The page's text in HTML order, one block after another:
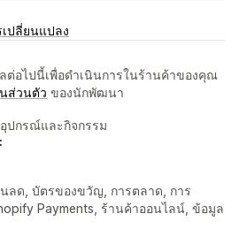
ปลี่ยนแปลง
ต่อไปนี้เพื่อดำเนินการในร้านค้าของคุณ
ส่วนตัว ของนักพัฒนา
ปกรณ์และกิจกรรม
ลด, บัตรของขวัญ, การตลาด, การ
Payments, ร้านค้าออนไลน์, ข้อมูล